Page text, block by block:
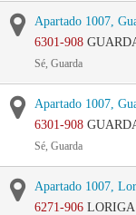
Apartado 1007,
6301-908
Sé, Guarda
Apartado 1007,
6301-908
Sé, Guarda
Apartado 1007,
6271-906 LORIGA